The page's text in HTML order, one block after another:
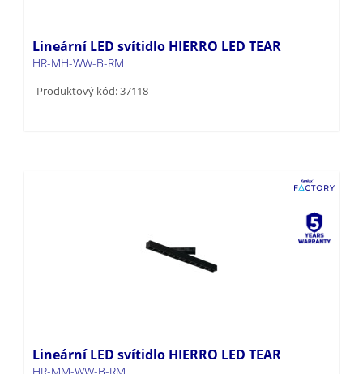
Lineární LED svítidlo HIERRO LED TEAR
HR-MH-WW-B-RM
Produktový kód: 37118
Lineární LED svítidlo HIERRO LED TEAR